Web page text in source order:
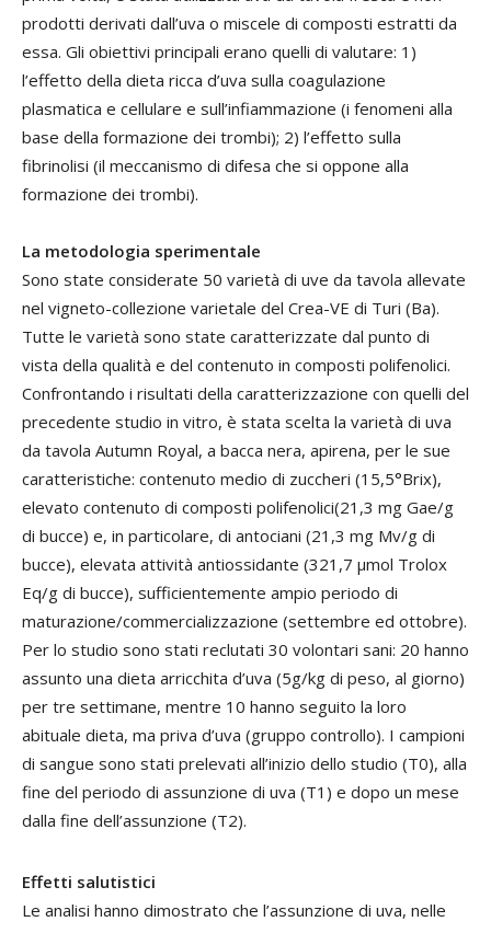
prodotti derivati dall’uva o miscele di composti estratti da
essa. Gli obiettivi principali erano quelli di valutare: 1)
l’effetto della dieta ricca d’uva sulla coagulazione
plasmatica e cellulare e sull’infiammazione (i fenomeni alla
base della formazione dei trombi); 2) l’effetto sulla
fibrinolisi (il meccanismo di difesa che si oppone alla
formazione dei trombi).
La metodologia sperimentale
Sono state considerate 50 varietà di uve da tavola allevate
nel vigneto-collezione varietale del Crea-VE di Turi (Ba).
Tutte le varietà sono state caratterizzate dal punto di
vista della qualità e del contenuto in composti polifenolici.
Confrontando i risultati della caratterizzazione con quelli del
precedente studio in vitro, è stata scelta la varietà di uva
da tavola Autumn Royal, a bacca nera, apirena, per le sue
caratteristiche: contenuto medio di zuccheri (15,5°Brix),
elevato contenuto di composti polifenolici(21,3 mg Gae/g
di bucce) e, in particolare, di antociani (21,3 mg Mv/g di
bucce), elevata attività antiossidante (321,7 µmol Trolox
Eq/g di bucce), sufficientemente ampio periodo di
maturazione/commercializzazione (settembre ed ottobre).
Per lo studio sono stati reclutati 30 volontari sani: 20 hanno
assunto una dieta arricchita d’uva (5g/kg di peso, al giorno)
per tre settimane, mentre 10 hanno seguito la loro
abituale dieta, ma priva d’uva (gruppo controllo). I campioni
di sangue sono stati prelevati all’inizio dello studio (T0), alla
fine del periodo di assunzione di uva (T1) e dopo un mese
dalla fine dell’assunzione (T2).
Effetti salutistici
Le analisi hanno dimostrato che l’assunzione di uva, nelle